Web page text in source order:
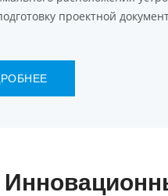
проектной